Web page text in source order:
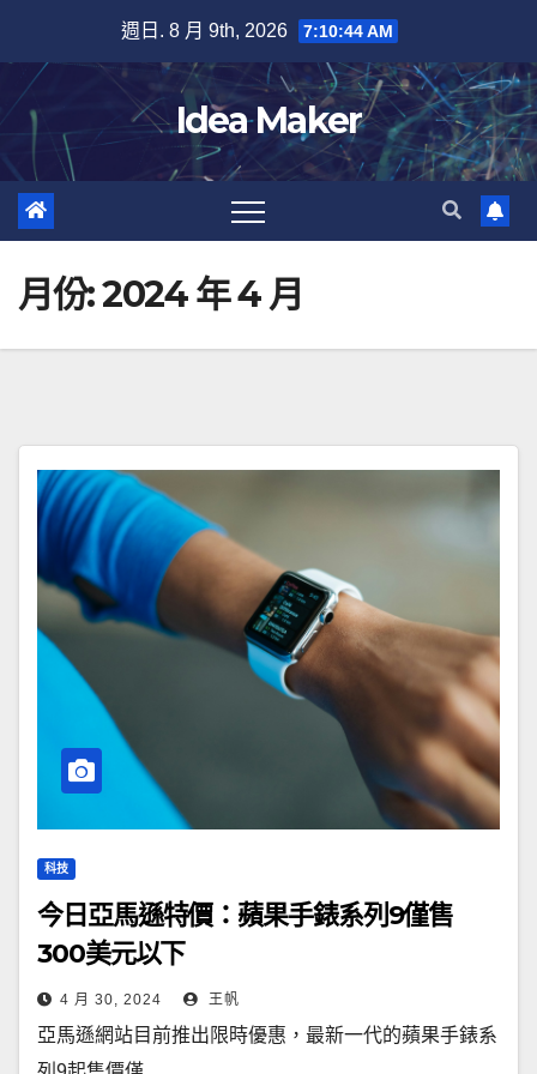
content
週日. 8 月 9th, 2026 7:10:45 AM
Idea Maker
月份:2024 年 4 月
科技
今日亞馬遜特價：蘋果手錶系列9僅售
300美元以下
4 月 30, 2024 王帆
亞馬遜網站目前推出限時優惠，最新一代的蘋果手錶系